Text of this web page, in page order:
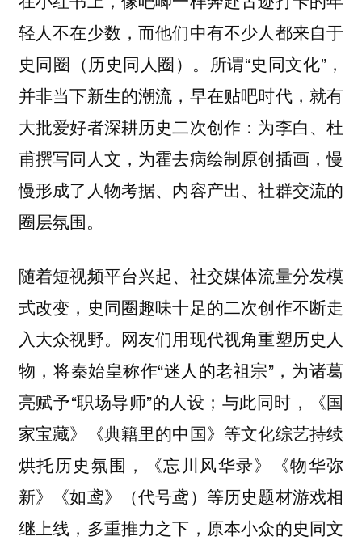
轻人不在少数，而他们中有不少人都来自于
史同圈（历史同人圈）。所谓“史同文化”，
并非当下新生的潮流，早在贴吧时代，就有
大批爱好者深耕历史二次创作：为李白、杜
甫撰写同人文，为霍去病绘制原创插画，慢
慢形成了人物考据、内容产出、社群交流的
圈层氛围。
随着短视频平台兴起、社交媒体流量分发模
式改变，史同圈趣味十足的二次创作不断走
入大众视野。网友们用现代视角重塑历史人
物，将秦始皇称作“迷人的老祖宗”，为诸葛
亮赋予“职场导师”的人设；与此同时，《国
家宝藏》《典籍里的中国》等文化综艺持续
烘托历史氛围，《忘川风华录》《物华弥
新》《如鸢》（代号鸢）等历史题材游戏相
继上线，多重推力之下，原本小众的史同文